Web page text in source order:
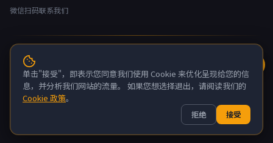
微信扫码联系我们
© 2026 蜂巢云盒 nestbox.top · 开发者：广州蚂侠网络技术有限
公司 版权所有
粤ICP备2022132880号-6
单击"接受"，即表示您同意我们使用 Cookie 来优化呈现给您的信
息，并分析我们网站的流量。 如果您想选择退出，请阅读我们的
Cookie 政策。
拒绝 接受